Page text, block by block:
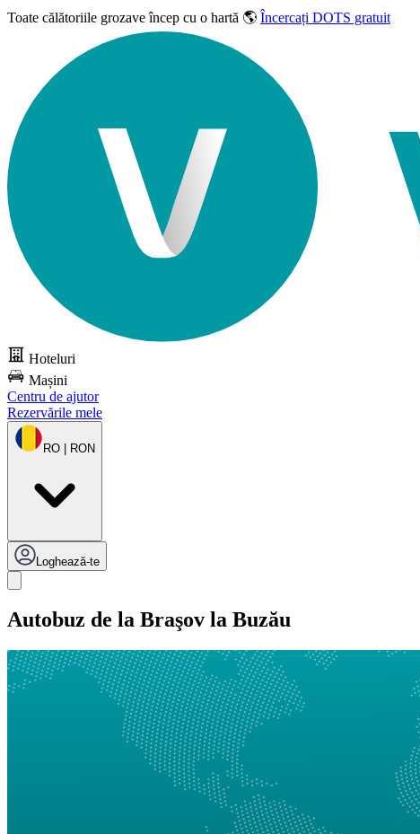
Toate călătoriile grozaveîncep cu o hartă 🌎 Încercați DOTS gratuit
Hoteluri
Mașini
Centru de ajutor
Rezervările mele
RO | RON
Loghează-te
Autobuz de la Braşov la Buzău